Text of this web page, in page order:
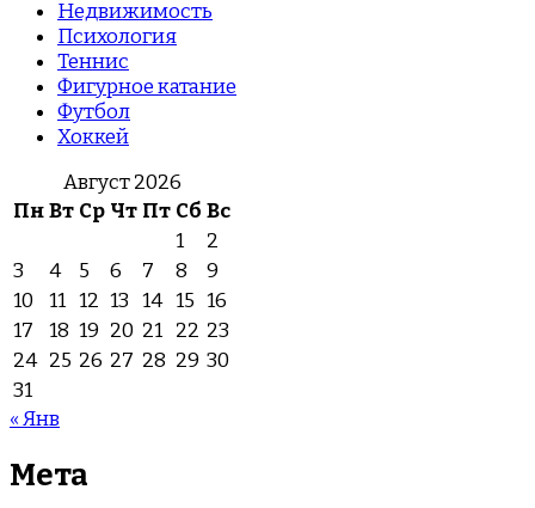
Недвижимость
Психология
Теннис
Фигурное катание
Футбол
Хоккей
Август 2026
ПнВт Ср Чт Пт Сб Вс
1
2
3
4 5 6 7 8
9
10
11 12 13 14 15 16
17
18 19 20 21 22 23
24 25 26 27 28 29 30
31
« Янв
Мета